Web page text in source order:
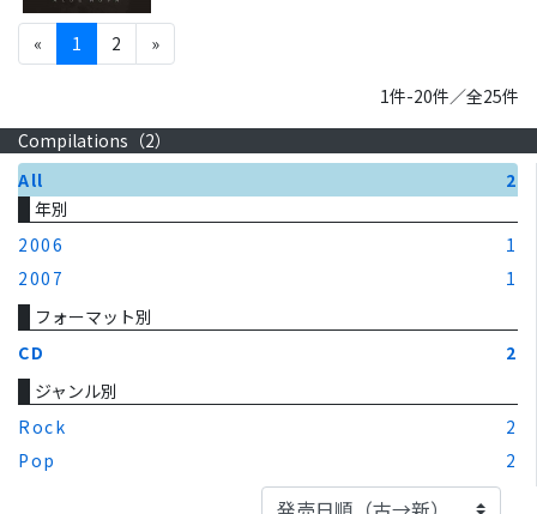
« 1 2 »
1件-20件／全25件
Compilations（2）
All
2
年別
2006
1
2007
1
フォーマット別
CD
2
ジャンル別
Rock
2
Pop
2